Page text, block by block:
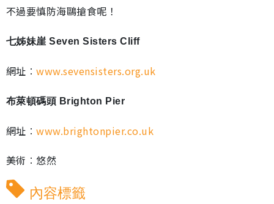
不過要慎防海鷗搶食呢！
七姊妹崖 Seven Sisters Cliff
網址︰www.sevensisters.org.uk
布萊頓碼頭 Brighton Pier
網址︰www.brightonpier.co.uk
美術︰悠然
內容標籤